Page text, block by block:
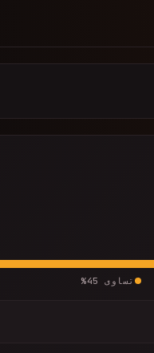
تساوی 45
%